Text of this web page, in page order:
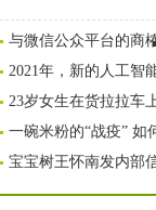
与微信公众平台的商
2021年，新的人工智
23岁女生在货拉拉车
一碗米粉的“战疫” 如
宝宝树王怀南发内部